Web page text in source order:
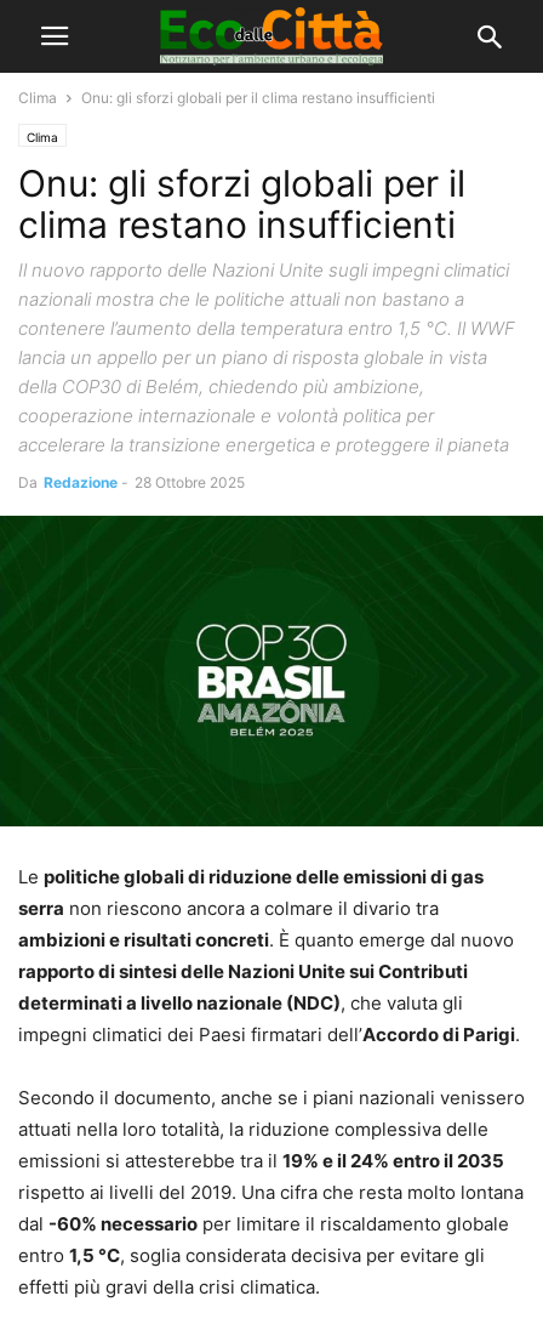
Clima Onu: gli sforzi globali per il clima restano insufficienti
Clima
Onu: gli sforzi globali per il
clima restano insufficienti
Il nuovo rapporto delle Nazioni Unite sugli impegni climatici
nazionali mostra che le politiche attuali non bastano a
contenere l’aumento della temperatura entro 1,5 °C. Il WWF
lancia un appello per un piano di risposta globale in vista
della COP30 di Belém, chiedendo più ambizione,
cooperazione internazionale e volontà politica per
accelerare la transizione energetica e proteggere il pianeta
Da Redazione - 28 Ottobre 2025
Le politiche globali di riduzione delle emissioni di gas
serra non riescono ancora a colmare il divario tra
ambizioni e risultati concreti. È quanto emerge dal nuovo
rapporto di sintesi delle Nazioni Unite sui Contributi
determinati a livello nazionale (NDC), che valuta gli
impegni climatici dei Paesi firmatari dell’Accordo di Parigi.
Secondo il documento, anche se i piani nazionali venissero
attuati nella loro totalità, la riduzione complessiva delle
emissioni si attesterebbe tra il 19% e il 24% entro il 2035
rispetto ai livelli del 2019. Una cifra che resta molto lontana
dal -60% necessario per limitare il riscaldamento globale
entro 1,5 °C, soglia considerata decisiva per evitare gli
effetti più gravi della crisi climatica.